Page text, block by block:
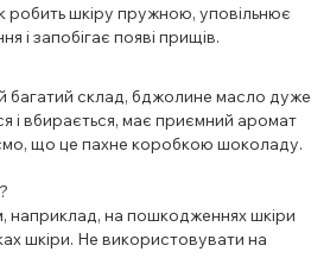
робить шкіру пружною, уповільнює
і запобігає появі прищів.
багатий склад, бджолине масло дуже
і вбирається, має приємний аромат
що це пахне коробкою шоколаду.
наприклад, на пошкодженнях шкіри
шкіри. Не використовувати на